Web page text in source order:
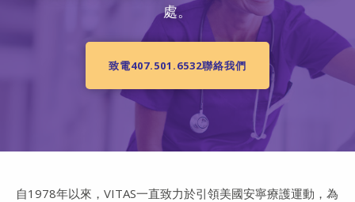
家庭與照顧者處。
致電407.501.6532聯絡我們
自1978年以來，VITAS一直致力於引領美國安寧療護運動，為